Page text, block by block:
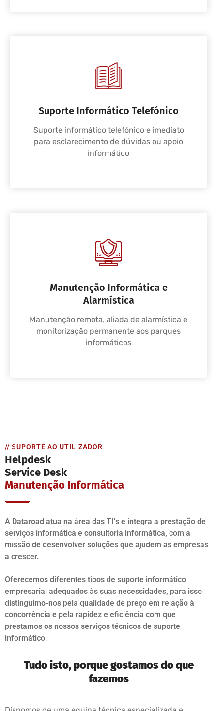
Suporte Informático Telefónico
Suporte informático telefónico e imediato
para esclarecimento de dúvidas ou apoio
informático
Manutenção Informática e
Alarmística
Manutenção remota, aliada de alarmística e
monitorização permanente aos parques
informáticos
// SUPORTE AO UTILIZADOR
Helpdesk
Service Desk
Manutenção Informática
A Dataroad atua na área das TI’s e integra a prestação de
serviços informática e consultoria informática, com a
missão de desenvolver soluções que ajudem as empresas
a crescer.
Oferecemos diferentes tipos de suporte informático
empresarial adequados às suas necessidades, para isso
distinguimo-nos pela qualidade de preço em relação à
concorrência e pela rapidez e eficiência com que
prestamos os nossos serviços técnicos de suporte
informático.
Tudo isto, porque gostamos do que
fazemos